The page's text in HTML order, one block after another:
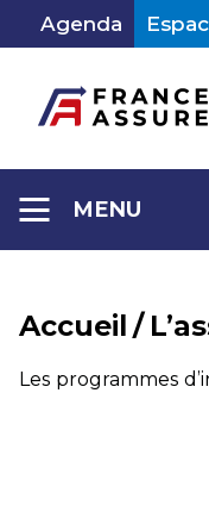
contenu
Agenda
MENU
Accueil /
Les programmes